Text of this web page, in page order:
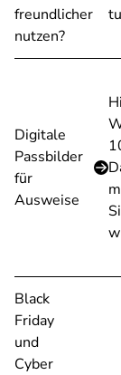
freundlicher
nutzen?
Digitale
Passbilder
für
Ausweise
Black
Friday
und
Cyber